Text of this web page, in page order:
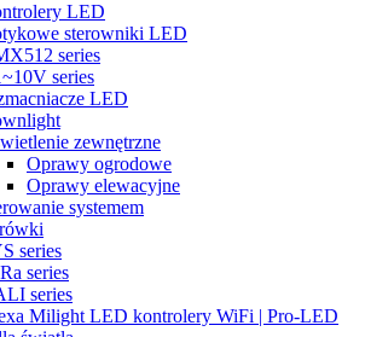
LED
sterowniki LED
series
series
LED
zewnętrzne
Oprawy ogrodowe
Oprawy elewacyjne
systemem
series
series
series
Milight LED kontrolery WiFi | Pro-LED